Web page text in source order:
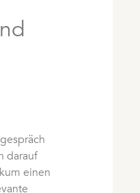
darauf
einen